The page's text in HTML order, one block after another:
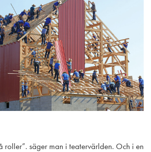
roller”. säger man i teatervärlden. Och i en